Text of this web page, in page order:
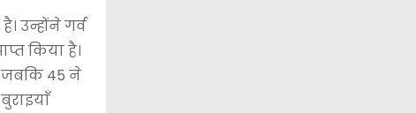
उन्होंने गर्व
किया है।
जबकि 45 ने